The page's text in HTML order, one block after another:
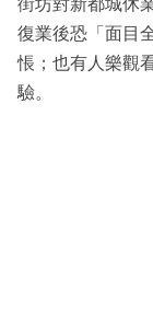
街坊對新都城休
復業後恐「面目
悵；也有人樂觀
驗。